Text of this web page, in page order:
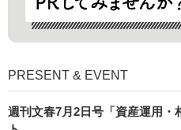
PRESENT & EVENT
週刊文春7月2日号「資産運用・